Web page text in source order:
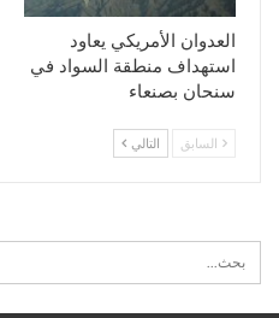
العدوان الأمريكي يعاود
استهداف منطقة السواد في
سنحان بصنعاء
السابق التالي